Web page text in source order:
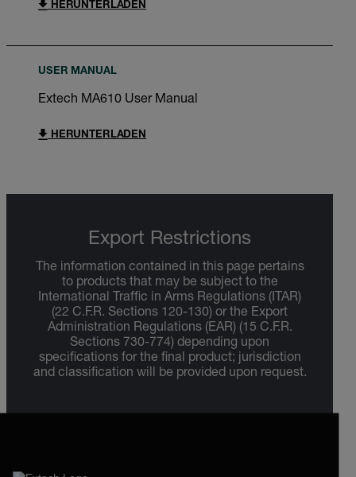
HERUNTERLADEN
USER MANUAL
Extech MA610 User Manual
HERUNTERLADEN
Export Restrictions
The information contained in this page pertains
to products that may be subject to the
International Traffic in Arms Regulations (ITAR)
(22 C.F.R. Sections 120-130) or the Export
Administration Regulations (EAR) (15 C.F.R.
Sections 730-774) depending upon
specifications for the final product; jurisdiction
and classification will be provided upon request.